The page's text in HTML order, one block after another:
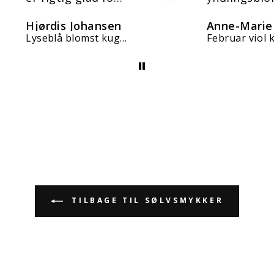
Hjørdis Johansen
Lyseblå blomst kugle
hurtig og
handel 💜
Anne-Marie
Februar viol
TILBAGE TIL SØLVSMYKKER